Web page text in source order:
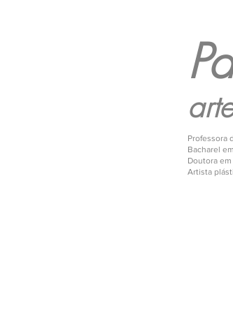
Professora
Bacharel
Doutora
Artista